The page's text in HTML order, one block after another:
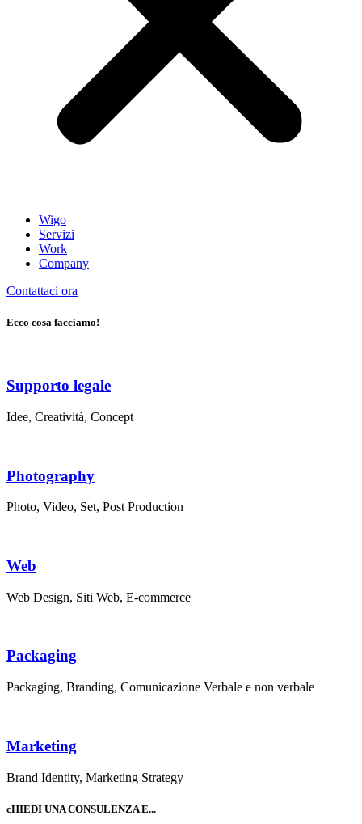
Wigo
Servizi
Work
Company
Contattaci ora
Ecco cosa facciamo!
Supporto legale
Idee, Creatività, Concept
Photography
Photo, Video, Set, Post Production
Web
Web Design, Siti Web, E-commerce
Packaging
Packaging, Branding, Comunicazione Verbale e non verbale
Marketing
Brand Identity, Marketing Strategy
cHIEDI UNA CONSULENZA E...